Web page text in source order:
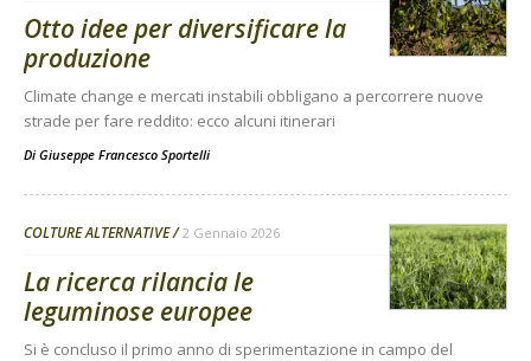
Otto idee per diversificare la
produzione
Climate change e mercati instabili obbligano a percorrere nuove
strade per fare reddito: ecco alcuni itinerari
Di Giuseppe Francesco Sportelli
COLTURE ALTERNATIVE 2 Gennaio 2026
La ricerca rilancia le
leguminose europee
Si è concluso il primo anno di sperimentazione in campo del